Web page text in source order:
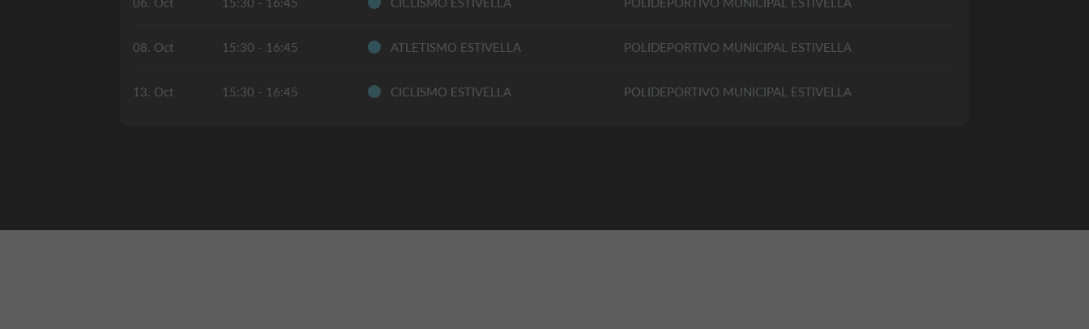
08. Oct 15:30 - 16:45 ATLETISMO ESTIVELLA POLIDEPORTIVO MUNICIPAL ESTIVELLA
13. Oct 15:30 - 16:45 CICLISMO ESTIVELLA POLIDEPORTIVO MUNICIPAL ESTIVELLA